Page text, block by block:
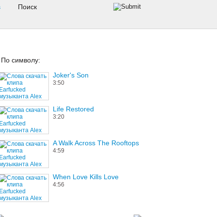
По символу:
Joker's Son
3:50
Life Restored
3:20
A Walk Across The Rooftops
4:59
When Love Kills Love
4:56